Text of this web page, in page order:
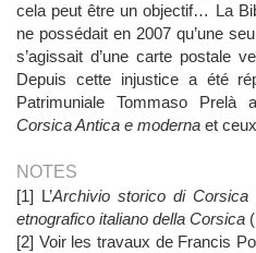
cela peut être un objectif… La
ne possédait en 2007 qu’une
s’agissait d’une carte postale
Depuis cette injustice a été
Patrimuniale Tommaso Prelàa
Corsica Antica e moderna et
NOTES
[1] L’Archivio storico di Corsica
etnografico italiano della Corsica
[2] Voir les travaux de Francis